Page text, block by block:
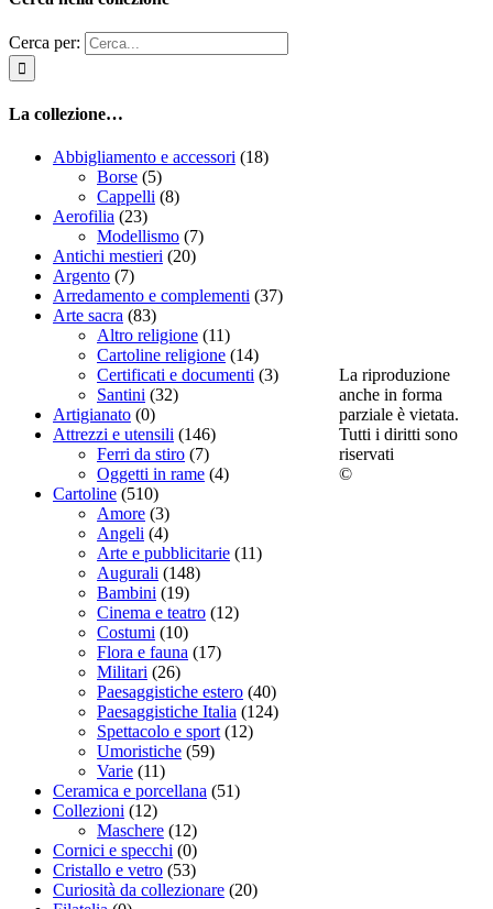
Cerca per:
La collezione…
Abbigliamento e accessori (18)
Borse (5)
Cappelli (8)
Aerofilia (23)
Modellismo (7)
Antichi mestieri (20)
Argento (7)
Arredamento e complementi (37)
Arte sacra (83)
Altro religione (11)
Cartoline religione (14)
Certificati e documenti (3)
Santini (32)
Artigianato (0)
Attrezzi e utensili (146)
Ferri da stiro (7)
Oggetti in rame (4)
Cartoline (510)
Amore (3)
Angeli (4)
Arte e pubblicitarie (11)
Augurali (148)
Bambini (19)
Cinema e teatro (12)
Costumi (10)
Flora e fauna (17)
Militari (26)
Paesaggistiche estero (40)
Paesaggistiche Italia (124)
Spettacolo e sport (12)
Umoristiche (59)
Varie (11)
Ceramica e porcellana (51)
Collezioni (12)
Maschere (12)
Cornici e specchi (0)
Cristallo e vetro (53)
Curiosità da collezionare (20)
La riproduzione
anche in forma
parziale è vietata.
Tutti i diritti sono
riservati
©